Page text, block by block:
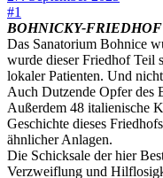
#1
BOHNICKY-FRIEDHOF
Das Sanatorium Bohnice
wurde dieser Friedhof Teil
lokaler Patienten. Und
Auch Dutzende Opfer des
Außerdem 48 italienische
Geschichte dieses
ähnlicher Anlagen.
Die Schicksale der hier
Verzweiflung und